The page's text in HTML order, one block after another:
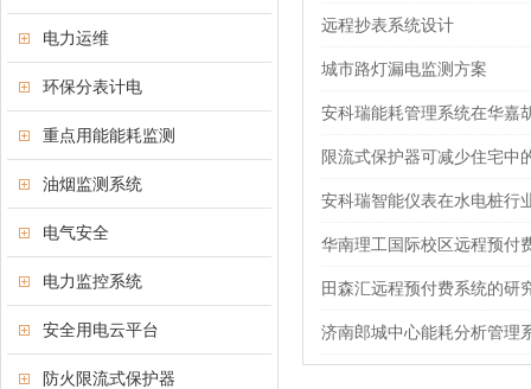
电力运维
环保分表计电
重点用能能耗监测
油烟监测系统
电气安全
电力监控系统
安全用电云平台
防火限流式保护器
远程抄表系统设计
城市路灯漏电监测方案
安科瑞能耗管理系统在华嘉
限流式保护器可减少住宅中
安科瑞智能仪表在水电桩行
华南理工国际校区远程预付
田森汇远程预付费系统的研
济南郎城中心能耗分析管理